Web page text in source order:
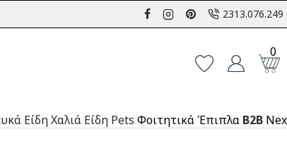
2313.076.249
0
ΕίδηΧαλιά Είδη Pets Φοιτητικά Έπιπλα B2B